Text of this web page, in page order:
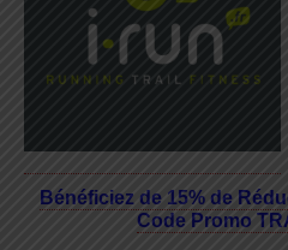
Bénéficiez de 15% de
Code Promo